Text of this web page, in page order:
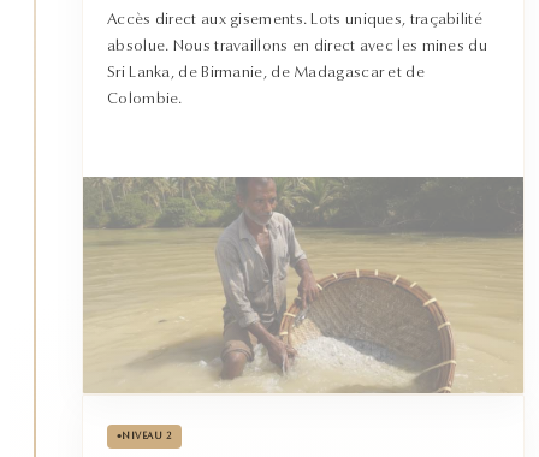
Accès direct aux gisements. Lots uniques, traçabilité
absolue. Nous travaillons en direct avec les mines du
Sri Lanka, de Birmanie, de Madagascar et de
Colombie.
• NIVEAU 2